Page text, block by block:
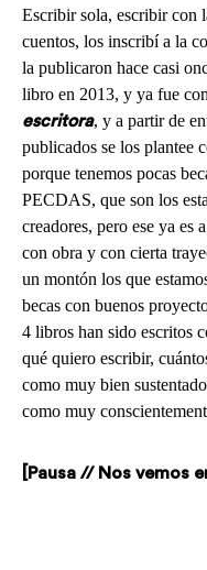
Escribir sola, escribir con
cuentos, los inscribí a la
la publicaron hace casi
libro en 2013, y ya fue
escritora, y a partir de
publicados se los plantee
porque tenemos pocas
PECDAS, que son los
creadores, pero ese ya es
con obra y con cierta
un montón los que
becas con buenos
4 libros han sido escritos
qué quiero escribir,
como muy bien
como muy
[Pausa // Nos vemos